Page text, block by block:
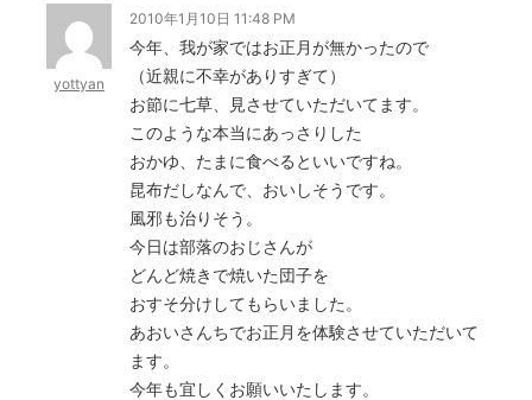
yottyan
2010年1月10日 11:48 PM
今年、我が家ではお正月が無かったので
（近親に不幸がありすぎて）
お節に七草、見させていただいてます。
このような本当にあっさりした
おかゆ、たまに食べるといいですね。
昆布だしなんで、おいしそうです。
風邪も治りそう。
今日は部落のおじさんが
どんど焼きで焼いた団子を
おすそ分けしてもらいました。
あおいさんちでお正月を体験させていただいて
ます。
今年も宜しくお願いいたします。